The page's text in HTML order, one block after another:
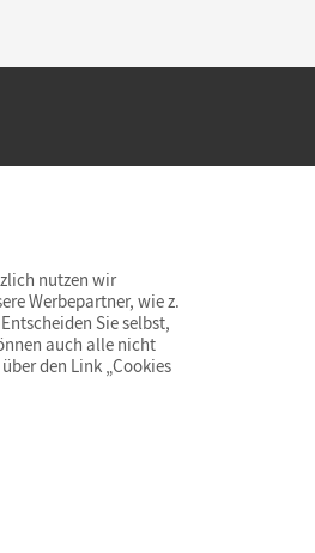
innerhalb
nutzen wir
Werbepartner, wie z.
Sie selbst,
auch alle nicht
den Link „Cookies